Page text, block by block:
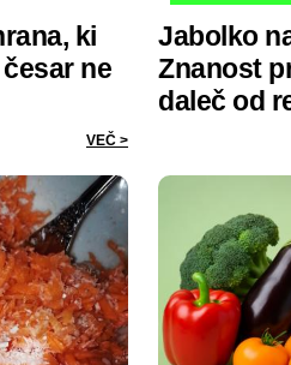
ki
ne
VEČ >
Jabolko
Znanost
daleč od